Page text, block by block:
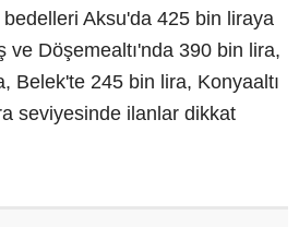
Aksu'da 425 bin liraya
ve Döşemealtı'nda 390 bin lira,
Belek'te 245 bin lira, Konyaaltı
seviyesinde ilanlar dikkat